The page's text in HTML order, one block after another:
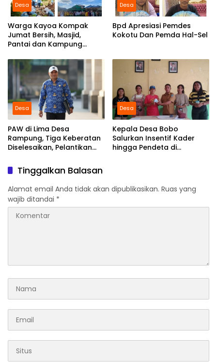
Desa
Warga Kayoa Kompak
Jumat Bersih, Masjid,
Pantai dan Kampung
Desa
Bpd Apresiasi Pemdes
Kokotu Dan Pemda Hal-Sel
Desa
PAW di Lima Desa
Rampung, Tiga Keberatan
Diselesaikan, Pelantikan
Desa
Kepala Desa Bobo
Salurkan Insentif Kader
hingga Pendeta di
Tinggalkan Balasan
Alamat email Anda tidak akan dipublikasikan. Ruas yang
wajib ditandai *